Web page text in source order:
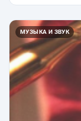
МУЗЫКА И ЗВУК